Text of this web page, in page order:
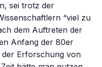
sei trotz der
“viel zu
dem Auftreten der
Anfang der 80er
Erforschung von